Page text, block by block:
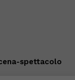
spettacolo